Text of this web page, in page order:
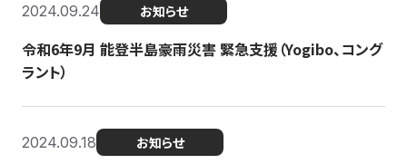
2024.09.24 お知らせ
令和6年9月 能登半島豪雨災害 緊急支援（Yogibo、コング
ラント）
2024.09.18 お知らせ